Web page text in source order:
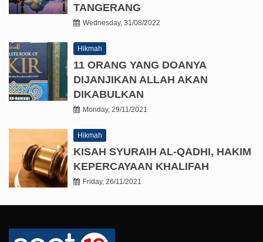
TANGERANG
Wednesday, 31/08/2022
Hikmah
11 ORANG YANG DOANYA
DIJANJIKAN ALLAH AKAN
DIKABULKAN
Monday, 29/11/2021
Hikmah
KISAH SYURAIH AL-QADHI, HAKIM
KEPERCAYAAN KHALIFAH
Friday, 26/11/2021